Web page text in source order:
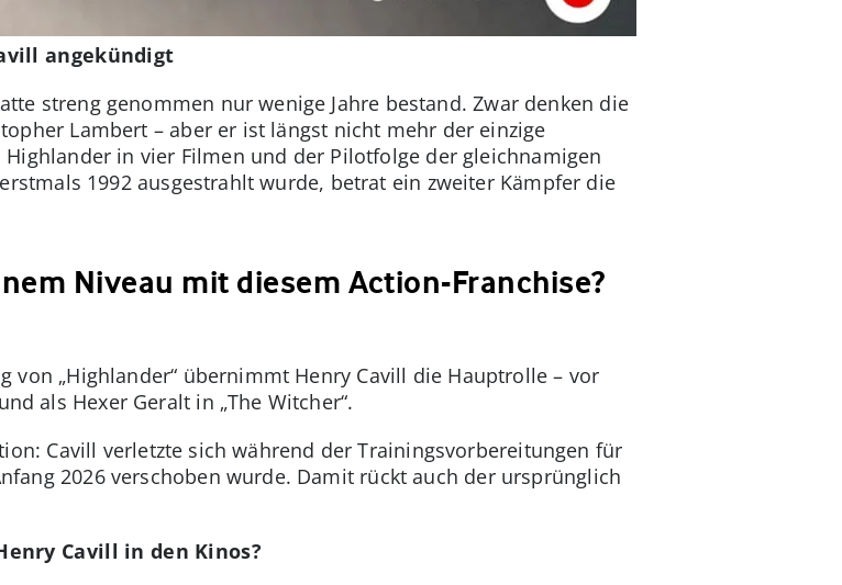
angekündigt
streng genommen nur wenige Jahre bestand. Zwar denken die
Lambert – aber er ist längst nicht mehr der einzige
in vier Filmen und der Pilotfolge der gleichnamigen
1992 ausgestrahlt wurde, betrat ein zweiter Kämpfer die
Niveau mit diesem Action-Franchise?
von „Highlander“ übernimmt Henry Cavill die Hauptrolle – vor
als Hexer Geralt in „The Witcher“.
Cavill verletzte sich während der Trainingsvorbereitungen für
2026 verschoben wurde. Damit rückt auch der ursprünglich
Cavill in den Kinos?